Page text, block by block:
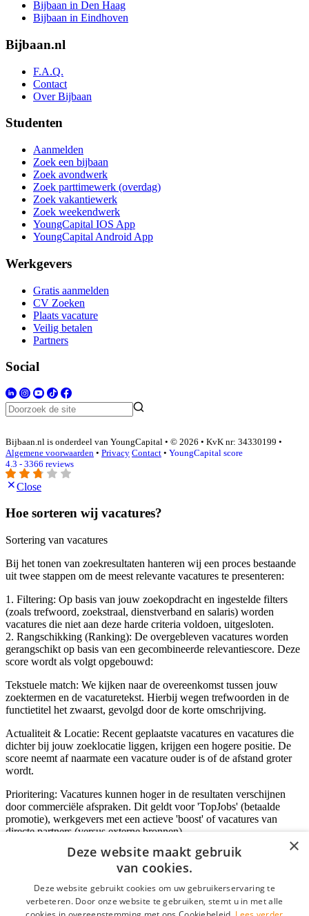
Bijbaan in Den Haag
Bijbaan in Eindhoven
Bijbaan.nl
F.A.Q.
Contact
Over Bijbaan
Studenten
Aanmelden
Zoek een bijbaan
Zoek avondwerk
Zoek parttimewerk (overdag)
Zoek vakantiewerk
Zoek weekendwerk
YoungCapital IOS App
YoungCapital Android App
Werkgevers
Gratis aanmelden
CV Zoeken
Plaats vacature
Veilig betalen
Partners
Social
Bijbaan.nl is onderdeel van YoungCapital • © 2026 • KvK nr: 34330199 •
Algemene voorwaarden • Privacy Contact • YoungCapital score
4.3 - 3366 reviews
Close
Hoe sorteren wij vacatures?
Sortering van vacatures
Bij het tonen van zoekresultaten hanteren wij een proces bestaande
uit twee stappen om de meest relevante vacatures te presenteren:
1. Filtering: Op basis van jouw zoekopdracht en ingestelde filters
(zoals trefwoord, zoekstraal, dienstverband en salaris) worden
vacatures die niet aan deze harde criteria voldoen, uitgesloten.
2. Rangschikking (Ranking): De overgebleven vacatures worden
gerangschikt op basis van een gecombineerde relevantiescore. Deze
score wordt als volgt opgebouwd:
Tekstuele match: We kijken naar de overeenkomst tussen jouw
zoektermen en de vacaturetekst. Hierbij wegen trefwoorden in de
functietitel het zwaarst, gevolgd door de korte omschrijving.
Actualiteit & Locatie: Recent geplaatste vacatures en vacatures die
dichter bij jouw zoeklocatie liggen, krijgen een hogere positie. De
score neemt af naarmate een vacature ouder is of de afstand groter
wordt.
Prioritering: Vacatures kunnen hoger in de resultaten verschijnen
door commerciële afspraken. Dit geldt voor 'TopJobs' (betaalde
promotie), werkgevers met een actieve 'boost' of vacatures van
directe partners (versus externe bronnen).
Inloggen als bedrijf
*
×
Deze website maakt gebruik
van cookies.
Deze website gebruikt cookies om uw gebruikerservaring te
verbeteren. Door onze website te gebruiken, stemt u in met alle